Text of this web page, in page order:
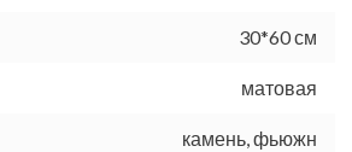
30*60 см
матовая
камень, фьюжн